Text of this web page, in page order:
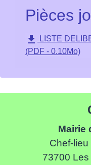
Pièces
file_download
LISTE
(PDF - 0.10Mo)
Mairie
Chef-
73700